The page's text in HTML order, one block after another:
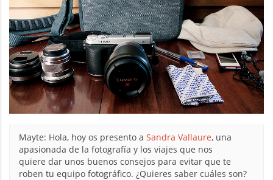
Mayte: Hola, hoy os presento a Sandra Vallaure, una
apasionada de la fotografía y los viajes que nos
quiere dar unos buenos consejos para evitar que te
roben tu equipo fotográfico. ¿Quieres saber cuáles son?